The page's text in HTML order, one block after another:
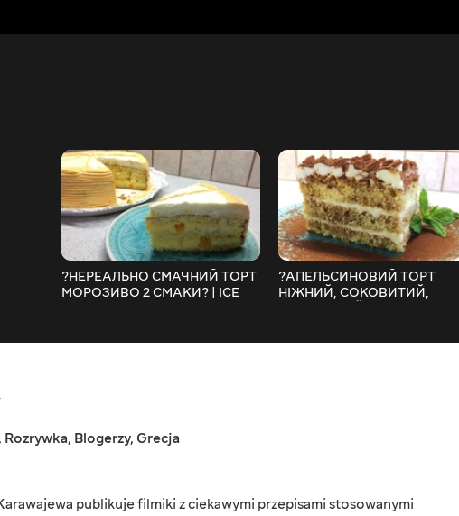
?НЕРЕАЛЬНО СМАЧНИЙ ТОРТ
МОРОЗИВО 2 СМАКИ? | ICE
?АПЕЛЬСИНОВИЙ ТОРТ
НІЖНИЙ, СОКОВИТИЙ,
ЛЮБОВ'Ю
Rozrywka, Blogerzy, Grecja
publikuje filmiki z ciekawymi przepisami stosowanymi